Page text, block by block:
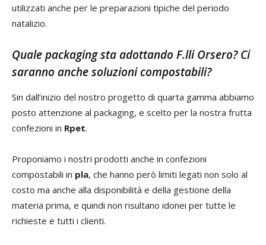
utilizzati anche per le preparazioni tipiche del periodo
natalizio.
Quale packaging sta adottando F.lli Orsero? Ci
saranno anche soluzioni compostabili?
Sin dall’inizio del nostro progetto di quarta gamma abbiamo
posto attenzione al packaging, e scelto per la nostra frutta
confezioni in Rpet.
Proponiamo i nostri prodotti anche in confezioni
compostabili in pla, che hanno però limiti legati non solo al
costo ma anche alla disponibilità e della gestione della
materia prima, e quindi non risultano idonei per tutte le
richieste e tutti i clienti.